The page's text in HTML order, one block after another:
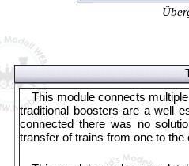
This module connects
traditional boosters are a well
connected there was no
transfer of trains from one to the